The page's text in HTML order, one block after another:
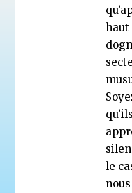
haut
secte
le